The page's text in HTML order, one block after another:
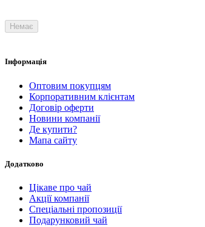
Немає
Інформація
Оптовим покупцям
Корпоративним клієнтам
Договір оферти
Новини компанії
Де купити?
Мапа сайту
Додатково
Цікаве про чай
Акції компанії
Спеціальні пропозиції
Подарунковий чай